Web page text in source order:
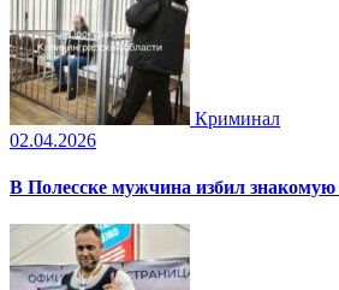
Криминал
02.04.2026
В Полесске мужчина избил